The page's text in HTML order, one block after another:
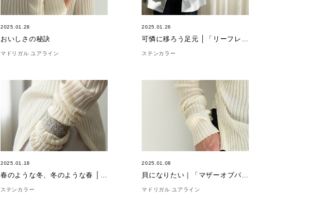
2025.01.28
おいしさの秘訣
マドリガル ユアライン
2025.01.26
ステンカラー
2025.01.18
ステンカラー
2025.01.08
マドリガル ユアライン